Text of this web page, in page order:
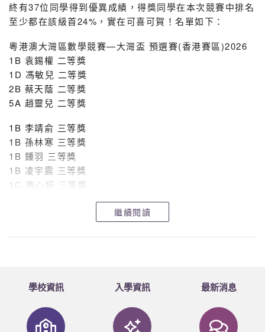
終有37位同學得到優異成績，得獎同學在本次競賽中排名
至少都在該級首24%，實在可喜可賀！名單如下：
粵港澳大灣區數學競賽—大灣盃 預選賽(香港賽區)2026
1B 袁錫權 二等獎
1D 馮敏兒 二等獎
2B 蔡天蔭 二等獎
5A 趙靈兒 二等獎
1B 李靖俞 三等獎
1B 孫林寒 三等獎
1B 鍾羽 三等獎
1B 凌宇震 三等獎
1C 唐心妍 三等獎
2B 譚安晴 三等獎
3D 陳梓稀 三等獎
4A 呂益昕 三等獎
4A 蔡卓瑜 三等獎
繼續閱讀
學校資訊 入學資訊 最新消息